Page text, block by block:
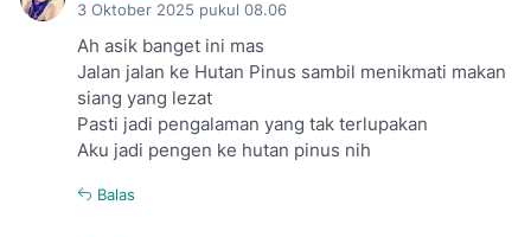
3 Oktober 2025 pukul 08.06
Ah asik banget ini mas
Jalan jalan ke Hutan Pinus sambil menikmati makan
siang yang lezat
Pasti jadi pengalaman yang tak terlupakan
Aku jadi pengen ke hutan pinus nih
Balas